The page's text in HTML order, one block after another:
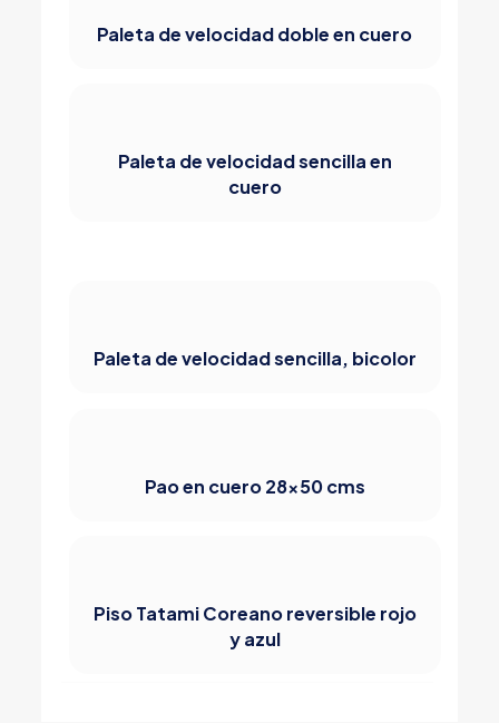
Paleta de velocidad doble en cuero
Paleta de velocidad sencilla en
cuero
Paleta de velocidad sencilla, bicolor
Pao en cuero 28×50 cms
Piso Tatami Coreano reversible rojo
y azul